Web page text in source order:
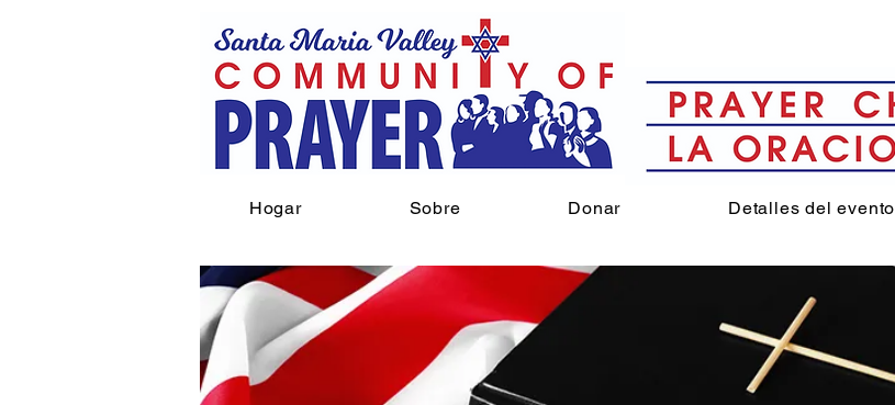
Hogar Sobre Donar Detalles del evento